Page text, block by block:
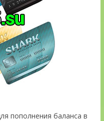
пополнения баланса в